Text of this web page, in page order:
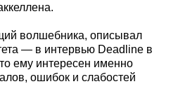
волшебника, описывал
— в интервью Deadline в
ему интересен именно
ошибок и слабостей